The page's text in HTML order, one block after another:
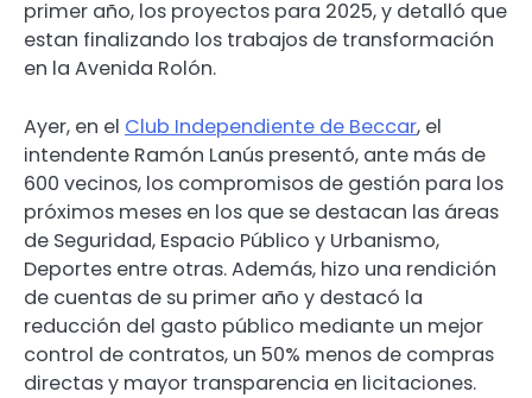
primer año, los proyectos para 2025, y detalló que
estan finalizando los trabajos de transformación
en la Avenida Rolón.
Ayer, en el Club Independiente de Beccar, el
intendente Ramón Lanús presentó, ante más de
600 vecinos, los compromisos de gestión para los
próximos meses en los que se destacan las áreas
de Seguridad, Espacio Público y Urbanismo,
Deportes entre otras. Además, hizo una rendición
de cuentas de su primer año y destacó la
reducción del gasto público mediante un mejor
control de contratos, un 50% menos de compras
directas y mayor transparencia en licitaciones.